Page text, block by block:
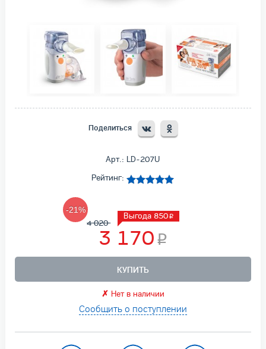
Поделиться
Арт.: LD-207U
Рейтинг:
-21%
4 020
Выгода 850
3 170
КУПИТЬ
✗ Нет в наличии
Сообщить о поступлении